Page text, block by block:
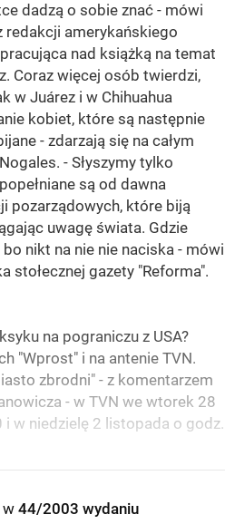
dadzą o sobie znać - mówi
redakcji amerykańskiego
nad książką na temat
Coraz więcej osób twierdzi,
w Juárez i w Chihuahua
kobiet, które są następnie
- zdarzają się na całym
- Słyszymy tylko
są od dawna
pozarządowych, które biją
uwagę świata. Gdzie
nikt na nie nie naciska - mówi
stołecznej gazety "Reforma".
na pograniczu z USA?
"Wprost" i na antenie TVN.
zbrodni" - z komentarzem
- w TVN we wtorek 28
w niedzielę 2 listopada o godz.
w 44/2003 wydaniu